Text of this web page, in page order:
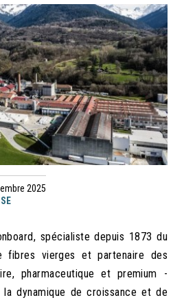
2025
spécialiste depuis 1873 du
fibres vierges et partenaire des
pharmaceutique et premium -
dynamique de croissance et de